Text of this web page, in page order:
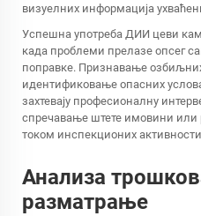
визуелних информација
Успешна употреба ДИИ цеви
када проблеми прелазе опсег
поправке. Признавање
идентификовање опасних
захтевају професионалну
спречавање штете имовини или
током инспекционих
Анализа
разматрање